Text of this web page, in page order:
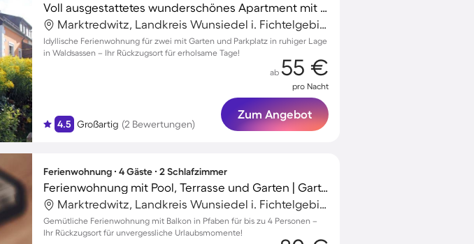
Voll ausgestattetes wunderschönes Apartment mit Grill und Garten | Gartenblick | Haustiere erlaubt
Marktredwitz, Landkreis Wunsiedel i. Fichtelgebirge, Deutschland
Idyllische Ferienwohnung für zwei mit Garten und Parkplatz in ruhiger Lage
in Waldsassen – Ihr Rückzugsort für erholsame Tage!
4.5 Großartig (2 Bewertungen)
ab 55 €
pro Nacht
Zum Angebot
Ferienwohnung ∙ 4 Gäste ∙ 2 Schlafzimmer
Ferienwohnung mit Pool, Terrasse und Garten | Gartenblick | Ideal für Homeoffice
Marktredwitz, Landkreis Wunsiedel i. Fichtelgebirge, Deutschland
Gemütliche Ferienwohnung mit Balkon in Pfaben für bis zu 4 Personen –
Ihr Rückzugsort für unvergessliche Urlaubsmomente!